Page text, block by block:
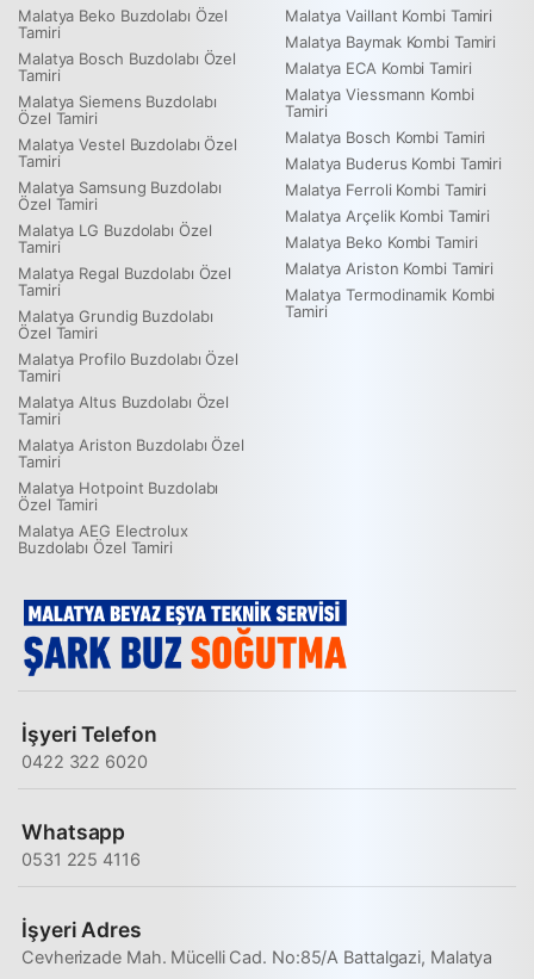
Malatya Beko Buzdolabı Özel
Tamiri
Malatya Bosch Buzdolabı Özel
Tamiri
Malatya Siemens Buzdolabı
Özel Tamiri
Malatya Vestel Buzdolabı Özel
Tamiri
Malatya Samsung Buzdolabı
Özel Tamiri
Malatya LG Buzdolabı Özel
Tamiri
Malatya Regal Buzdolabı Özel
Tamiri
Malatya Grundig Buzdolabı
Özel Tamiri
Malatya Profilo Buzdolabı Özel
Tamiri
Malatya Altus Buzdolabı Özel
Tamiri
Malatya Ariston Buzdolabı Özel
Tamiri
Malatya Hotpoint Buzdolabı
Özel Tamiri
Malatya AEG Electrolux
Buzdolabı Özel Tamiri
Malatya Vaillant Kombi Tamiri
Malatya Baymak Kombi Tamiri
Malatya ECA Kombi Tamiri
Malatya Viessmann Kombi
Tamiri
Malatya Bosch Kombi Tamiri
Malatya Buderus Kombi Tamiri
Malatya Ferroli Kombi Tamiri
Malatya Arçelik Kombi Tamiri
Malatya Beko Kombi Tamiri
Malatya Ariston Kombi Tamiri
Malatya Termodinamik Kombi
Tamiri
İşyeri Telefon
0422 322 6020
Whatsapp
0531 225 4116
İşyeri Adres
Cevherizade Mah. Mücelli Cad. No:85/A Battalgazi, Malatya